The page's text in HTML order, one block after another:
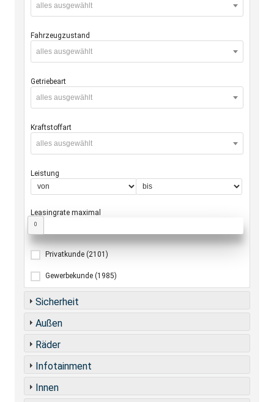
alles ausgewählt
Fahrzeugzustand
alles ausgewählt
Getriebeart
alles ausgewählt
Kraftstoffart
alles ausgewählt
Leistung
Leasingrate maximal
0
Privatkunde (2101)
Gewerbekunde (1985)
Sicherheit
Außen
Räder
Infotainment
Innen